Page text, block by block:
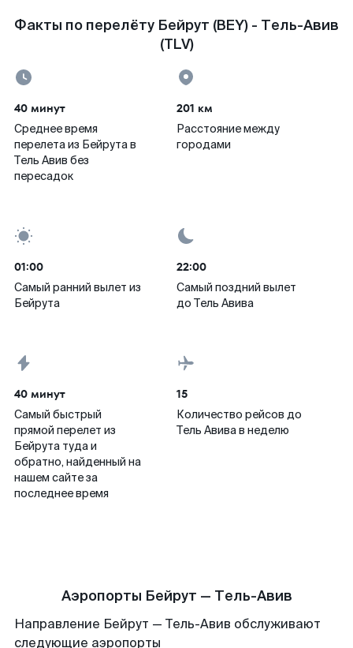
Факты по перелёту Бейрут (BEY) - Тель-Авив
(TLV)
40 минут
Среднее время
перелета из Бейрута в
Тель Авив без
пересадок
201 км
Расстояние между
городами
01:00
Самый ранний вылет из
Бейрута
22:00
Самый поздний вылет
до Тель Авива
40 минут
Самый быстрый
прямой перелет из
Бейрута туда и
обратно, найденный на
нашем сайте за
последнее время
15
Количество рейсов до
Тель Авива в неделю
Аэропорты Бейрут — Тель-Авив
Направление Бейрут — Тель-Авив обслуживают
следующие аэропорты